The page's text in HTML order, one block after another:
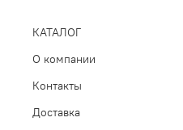
КАТАЛОГ
О компании
Контакты
Доставка